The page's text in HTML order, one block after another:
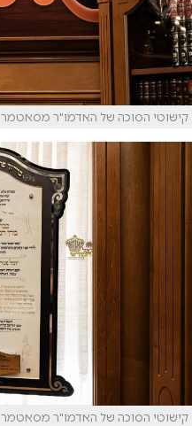
קישוטי הסוכה של האדמו"ר מסאטמר
קישוטי הסוכה של האדמו"ר מסאטמר